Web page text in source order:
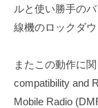
t
o
ルと使い勝手の
線機のロックダ
またこの動作に
compatibility and
Mobile Radio